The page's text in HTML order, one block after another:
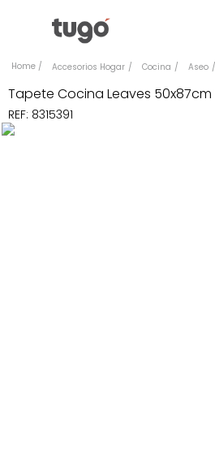
Accesorios Hogar Cocina Aseo
Tapete Cocina Leaves 50x87cm
REF: 8315391
Escritorio
Sillas